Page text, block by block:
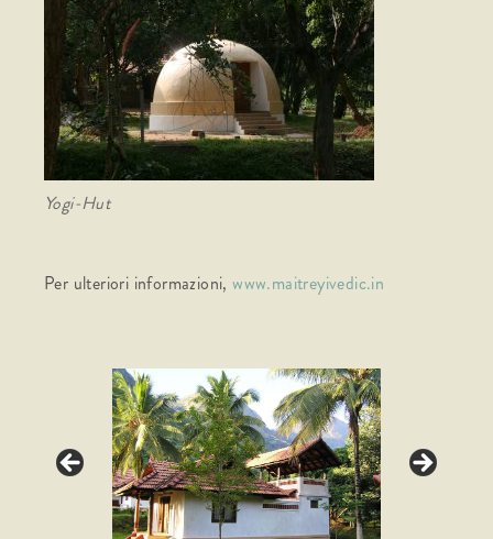
Yogi-Hut
Per ulteriori informazioni,www.maitreyivedic.in